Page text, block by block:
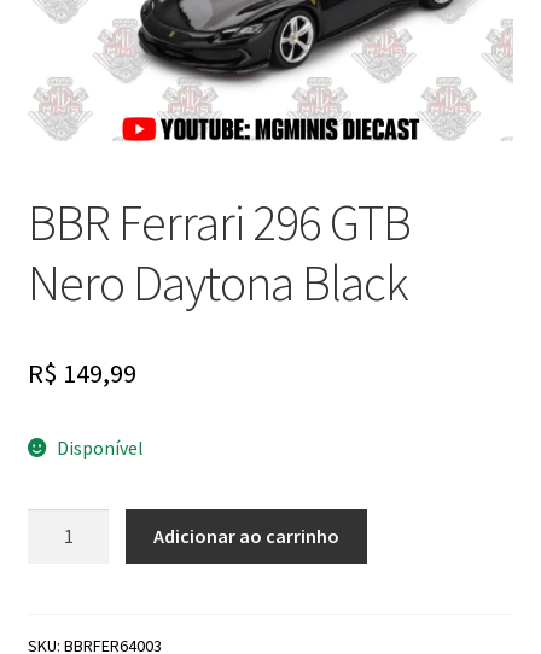
Finalizar Compra
Dúvidas
BBR Ferrari 296 GTB
Nero Daytona Black
R$ 149,99
Disponível
Nero
Adicionar ao carrinho
SKU: BBRFER64003